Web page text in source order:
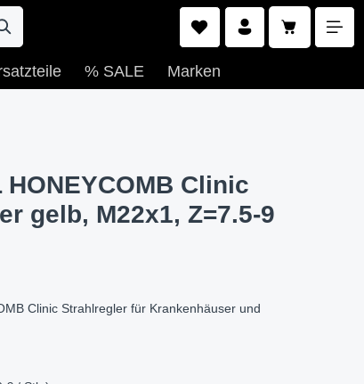
% SALE Marken
HONEYCOMB Clinic
gelb, M22x1, Z=7.5-9
Clinic Strahlregler für Krankenhäuser und